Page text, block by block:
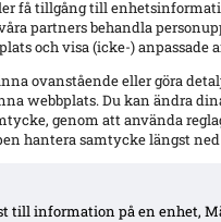
få tillgång till
partners behandla
och visa (icke-) anpassade
ovanstående eller göra
webbplats. Du kan ändra
genom att använda
hantera samtycke längst
till information på en enhet,